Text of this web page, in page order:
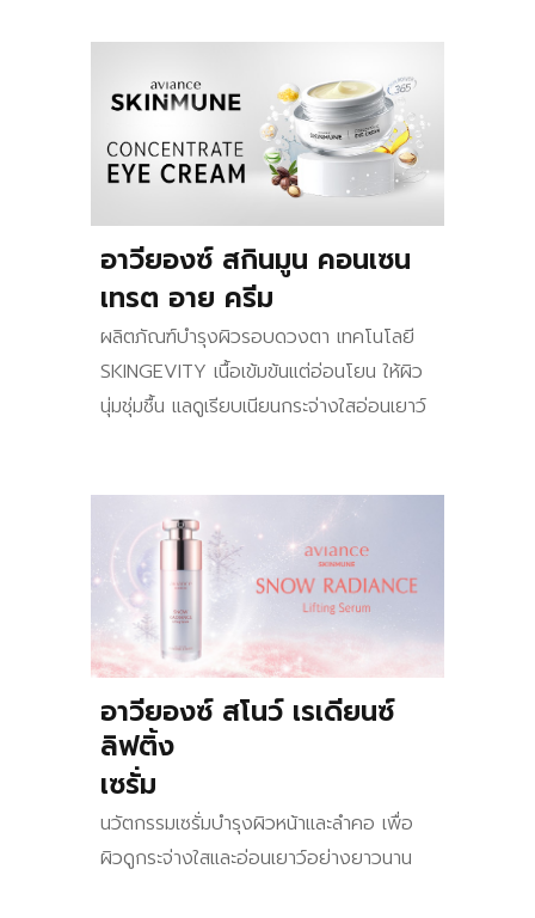
อาวียองซ์ สกินมูน คอนเซน
เทรต อาย ครีม
ผลิตภัณฑ์บำรุงผิวรอบดวงตา เทคโนโลยี
SKINGEVITY เนื้อเข้มข้นแต่อ่อนโยน ให้ผิว
นุ่มชุ่มชื้น แลดูเรียบเนียนกระจ่างใสอ่อนเยาว์
อาวียองซ์ สโนว์ เรเดียนซ์
ลิฟติ้ง
เซรั่ม
นวัตกรรมเซรั่มบำรุงผิวหน้าและลำคอ เพื่อ
ผิวดูกระจ่างใสและอ่อนเยาว์อย่างยาวนาน